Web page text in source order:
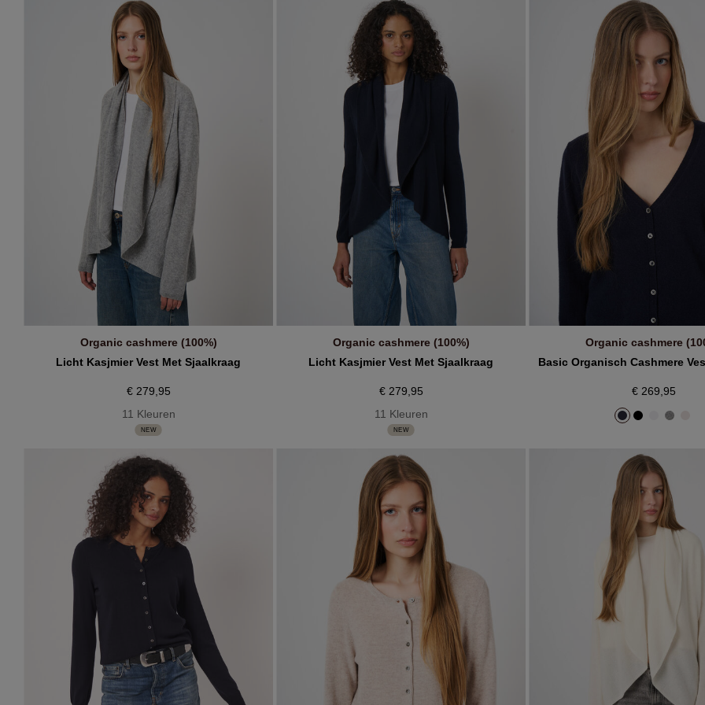
IN WINKELMANDJE
Organic cashmere (100%)
Licht Kasjmier Vest Met Sjaalkraag
€ 279,95
11 Kleuren
NEW
IN WINKELMANDJE
Organic cashmere (100%)
Licht Kasjmier Vest Met Sjaalkraag
€ 279,95
11 Kleuren
NEW
IN WINKELMANDJE
Organic cashmere
Basic Organisch Cashmere
€ 269,95